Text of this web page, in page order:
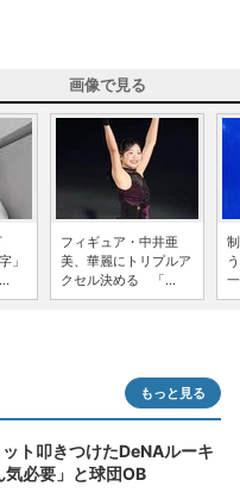
画像で見る
」
フィギュア・中井亜
美、華麗にトリプルア
クセル決める 「...
もっと見る
ト叩きつけたDeNAルーキ
必要」と球団OB